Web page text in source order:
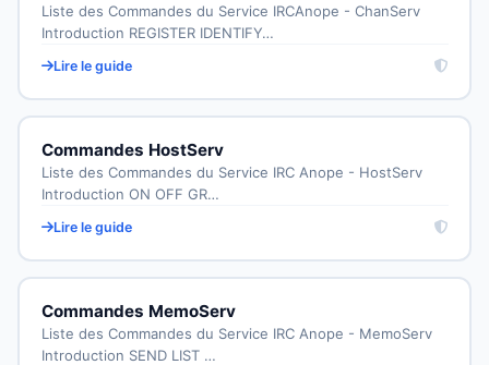
Liste des Commandes du Service IRCAnope - ChanServ
Introduction REGISTER IDENTIFY…
Lire le guide
Commandes HostServ
Liste des Commandes du Service IRC Anope - HostServ
Introduction ON OFF GR…
Lire le guide
Commandes MemoServ
Liste des Commandes du Service IRC Anope - MemoServ
Introduction SEND LIST …